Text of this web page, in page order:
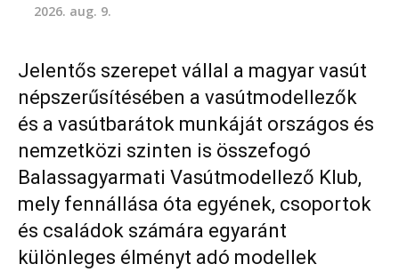
2026. aug. 9.
Jelentős szerepet vállal a magyar vasút
népszerűsítésében a vasútmodellezők
és a vasútbarátok munkáját országos és
nemzetközi szinten is összefogó
Balassagyarmati Vasútmodellező Klub,
mely fennállása óta egyének, csoportok
és családok számára egyaránt
különleges élményt adó modellek